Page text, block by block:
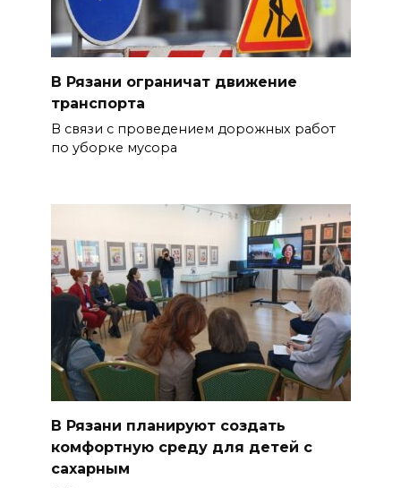
В Рязани ограничат движение
транспорта
В связи с проведением дорожных работ
по уборке мусора
В Рязани планируют создать
комфортную среду для детей с
сахарным